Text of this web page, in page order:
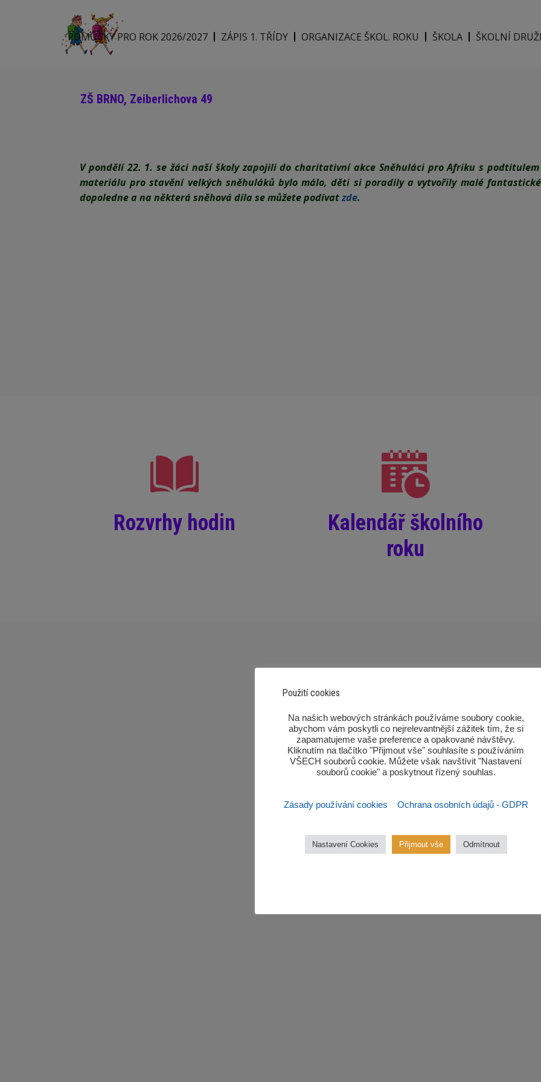
POMŮCKY PRO ROK 2026/2027 ZÁPIS 1. TŘÍDY ORGANIZACE ŠKOL. ROKU ŠKOLA ŠKOLNÍ
ZŠ BRNO, Zeiberlichova 49
V pondělí 22. 1. se žáci naší školy zapojili do charitativní akce Sněhuláci pro Afriku s
materiálu pro stavění velkých sněhuláků bylo málo, děti si poradily a vytvořily malé
dopoledne a na některá sněhová díla se můžete podívatzde.
Rozvrhy hodin
Kalendář školního
roku
Použití cookies
‎Na našich webových stránkách používáme soubory cookie,
abychom vám poskytli co nejrelevantnější zážitek tím, že si
zapamatujeme vaše preference a opakované návštěvy.
Kliknutím na tlačítko "Přijmout vše" souhlasíte s používáním
VŠECH souborů cookie. Můžete však navštívit "Nastavení
souborů cookie" a poskytnout řízený souhlas.‎
Zásady používání cookies Ochrana osobních údajů - GDPR
Nastavení Cookies Přijmout vše Odmítnout